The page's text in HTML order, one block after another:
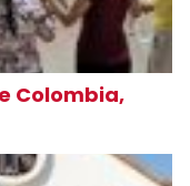
Colombia,